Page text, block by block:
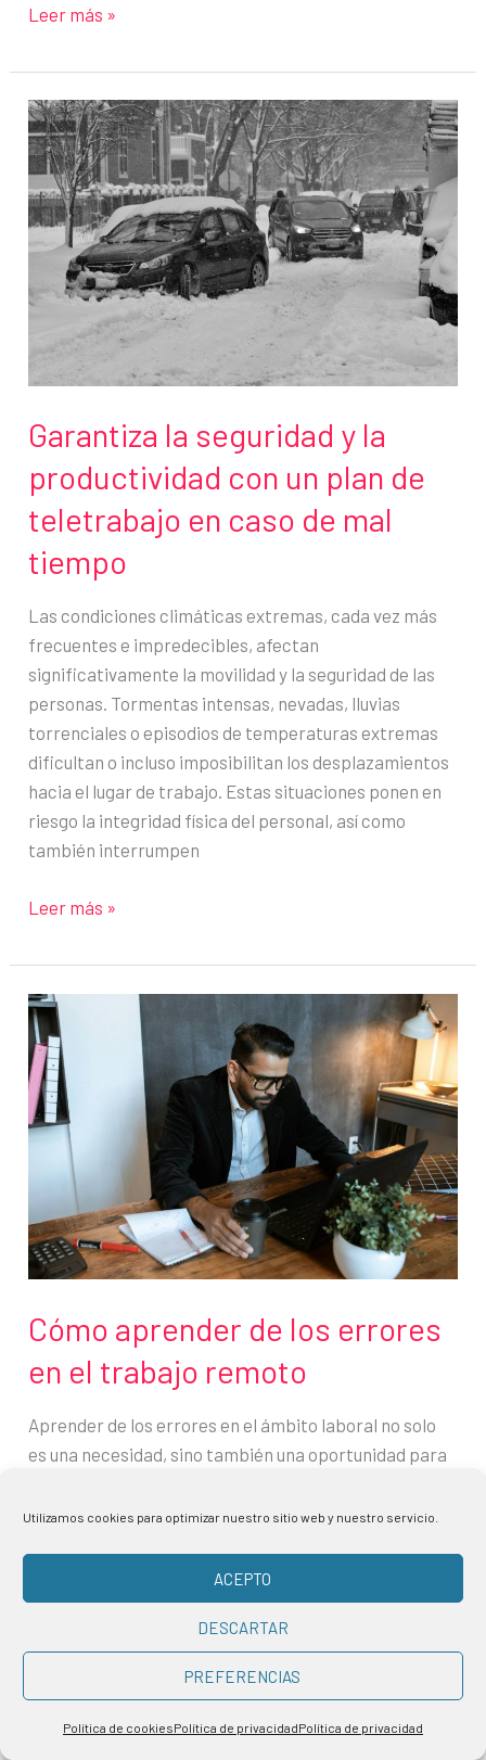
Utilizamos cookies para optimizar nuestro sitio web y nuestro servicio.
ACEPTO
DESCARTAR
PREFERENCIAS
Política de cookiesPolítica de privacidadPolítica de privacidad
Cómo
la
comunicación
escrita
en
el
trabajo
remoto
evitar
malentendidos
Leer más »
Garantiza la seguridad y la
productividad con un plan de
teletrabajo en caso de mal
tiempo
Las condiciones climáticas extremas, cada vez más
frecuentes e impredecibles, afectan
significativamente la movilidad y la seguridad de las
personas. Tormentas intensas, nevadas, lluvias
torrenciales o episodios de temperaturas extremas
dificultan o incluso imposibilitan los desplazamientos
hacia el lugar de trabajo. Estas situaciones ponen en
riesgo la integridad física del personal, así como
también interrumpen
Garantiza
seguridad
y
la
productividad
con
un
plan
teletrabajo
en
caso
de
mal
tiempo
Leer más »
Cómo aprender de los errores
en el trabajo remoto
Aprender de los errores en el ámbito laboral no solo
es una necesidad, sino también una oportunidad para
Todos somos humanos y los fallos existen, así que es
intentar sacar algo positivo. Cometer errores es
inevitable, ya sea por una
Cómo
Leer más »